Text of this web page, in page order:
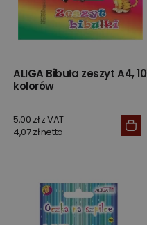
ALIGA Bibuła zeszyt A4, 10
kolorów
5,00 zł z VAT
4,07 zł netto